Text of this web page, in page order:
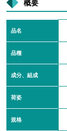
概要
品名
品種
成分、組成
荷姿
規格